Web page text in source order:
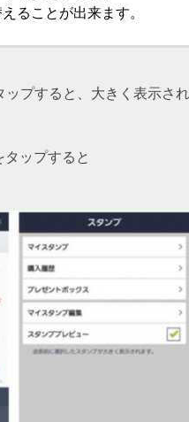
ることが出来ます。
ップすると、大きく表示され
タップすると